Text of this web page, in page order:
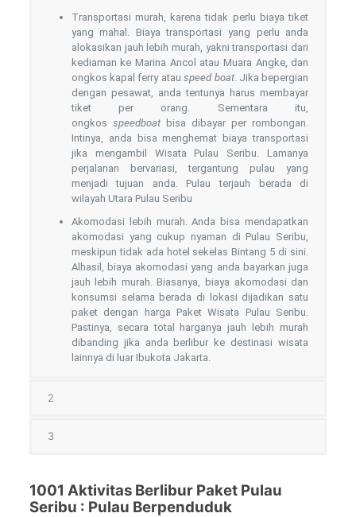
Transportasi murah, karena tidak perlu biaya tiket
yang mahal. Biaya transportasi yang perlu anda
alokasikan jauh lebih murah, yakni transportasi dari
kediaman ke Marina Ancol atau Muara Angke, dan
ongkos kapal ferry atauspeed boat. Jika bepergian
dengan pesawat, anda tentunya harus membayar
tiket per orang. Sementara itu,
ongkos speedboatbisa dibayar per rombongan.
Intinya, anda bisa menghemat biaya transportasi
jika mengambil Wisata Pulau Seribu. Lamanya
perjalanan bervariasi, tergantung pulau yang
menjadi tujuan anda. Pulau terjauh berada di
wilayah Utara Pulau Seribu
Akomodasi lebih murah. Anda bisa mendapatkan
akomodasi yang cukup nyaman di Pulau Seribu,
meskipun tidak ada hotel sekelas Bintang 5 di sini.
Alhasil, biaya akomodasi yang anda bayarkan juga
jauh lebih murah. Biasanya, biaya akomodasi dan
konsumsi selama berada di lokasi dijadikan satu
paket dengan harga Paket Wisata Pulau Seribu.
Pastinya, secara total harganya jauh lebih murah
dibanding jika anda berlibur ke destinasi wisata
lainnya di luar Ibukota Jakarta.
2
3
1001 Aktivitas Berlibur Paket Pulau
Seribu : Pulau Berpenduduk